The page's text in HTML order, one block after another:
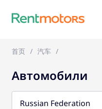
首页 汽车
Автомобили
Russian Federation